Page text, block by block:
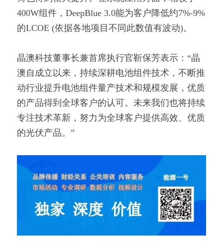
400W组件，DeepBlue 3.0能为客户降低约7%-9%
的LCOE (依据各地项目不同此数值有波动)。
晶澳科技董事长兼首席执行官靳保芳表示：“晶
澳自成立以来，持续深耕电池组件技术，不断推
动行业提升电池组件量产技术和规模发展，优质
的产品得到全球客户的认可。未来我们也将持续
专注技术革新，努力为全球客户提供高效、优质
的光伏产品。”